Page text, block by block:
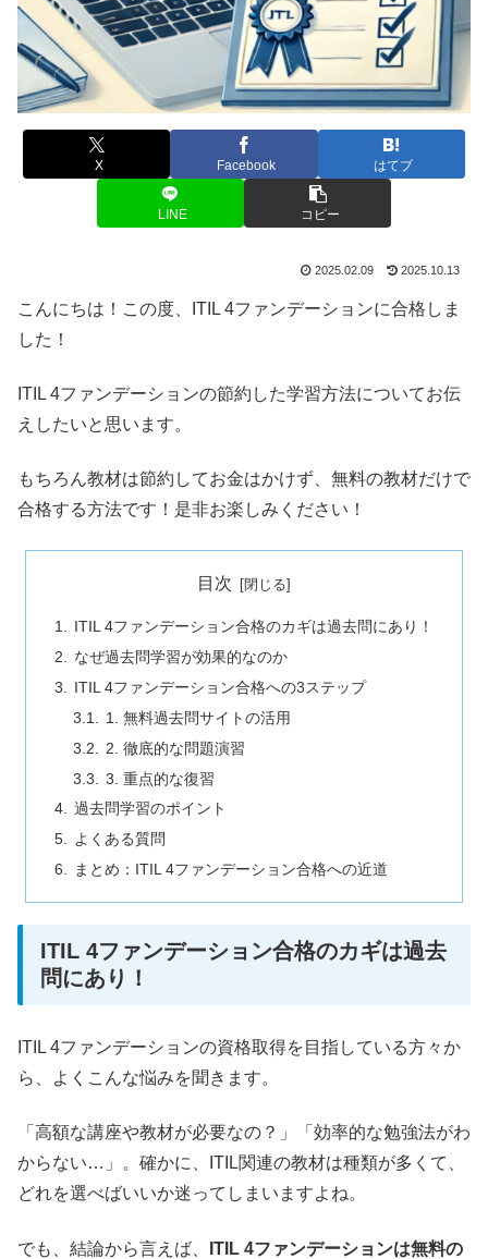
X Facebook はてブ
LINE コピー
2025.02.09 2025.10.13
こんにちは！この度、ITIL 4ファンデーションに合格しま
した！
ITIL 4ファンデーションの節約した学習方法についてお伝
えしたいと思います。
もちろん教材は節約してお金はかけず、無料の教材だけで
合格する方法です！是非お楽しみください！
目次
ITIL 4ファンデーション合格のカギは過去問にあり！
なぜ過去問学習が効果的なのか
ITIL 4ファンデーション合格への3ステップ
1. 無料過去問サイトの活用
2. 徹底的な問題演習
3. 重点的な復習
過去問学習のポイント
よくある質問
まとめ：ITIL 4ファンデーション合格への近道
ITIL 4ファンデーション合格のカギは過去
問にあり！
ITIL 4ファンデーションの資格取得を目指している方々か
ら、よくこんな悩みを聞きます。
「高額な講座や教材が必要なの？」「効率的な勉強法がわ
からない…」。確かに、ITIL関連の教材は種類が多くて、
どれを選べばいいか迷ってしまいますよね。
でも、結論から言えば、
ITIL 4ファンデーションは無料の